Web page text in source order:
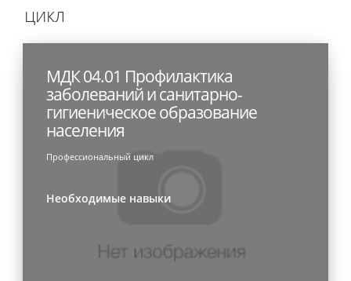
цикл
МДК 04.01 Профилактика
заболеваний и санитарно-
гигиеническое образование
населения
Профессиональный цикл
Необходимые навыки